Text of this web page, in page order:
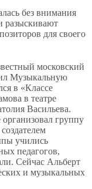
без внимания
разыскивают
для своего
московский
Музыкальную
в «Классе
в театре
Васильева.
группу
учились
педагогов,
Сейчас Альберт
и музыкальных